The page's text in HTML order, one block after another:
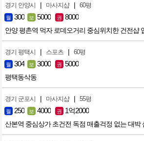
경기 안양시 | 마사지샵 | 60평
월 300 보 5000 권 8000
안양 평촌역 먹자 로데오거리 중심위치한 건전샵
경기 평택시 | 스포츠 | 60평
월 304 보 3000 권 5000
평택동삭동
경기 군포시 | 마사지샵 | 55평
월 250 보 4000 권 1억2000
산본역 중심상가 초건전 독점 매출걱정 없는 대박